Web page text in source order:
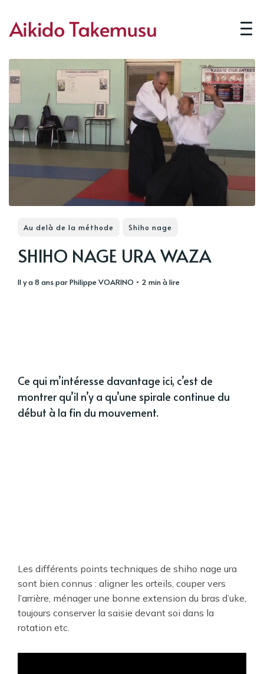
Au delà de la méthode Shiho nage
SHIHO NAGE URA WAZA
il y a 8 ansparPhilippe VOARINO • 2 min à lire
Ce qui m’intéresse davantage ici, c’est de
montrer qu’il n’y a qu’une spirale continue du
début à la fin du mouvement.
Les différents points techniques de shiho nage ura
sont bien connus : aligner les orteils, couper vers
l’arrière, ménager une bonne extension du bras d’uke,
toujours conserver la saisie devant soi dans la
rotation etc.